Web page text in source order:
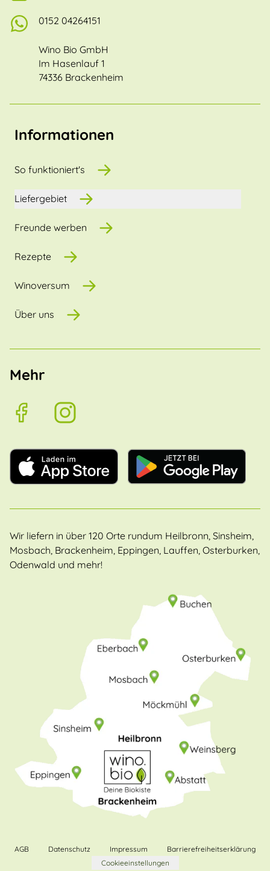
0152 04264151
Wino Bio GmbH
Im Hasenlauf 1
74336 Brackenheim
Informationen
So funktioniert's
Liefergebiet
Freunde werben
Rezepte
Winoversum
Über uns
Mehr
Wir liefern in über 120 Orte rundum Heilbronn, Sinsheim,
Mosbach, Brackenheim, Eppingen, Lauffen, Osterburken,
Odenwald und mehr!
AGB Datenschutz Impressum
Barrierefreiheitserklärung
Cookieeinstellungen